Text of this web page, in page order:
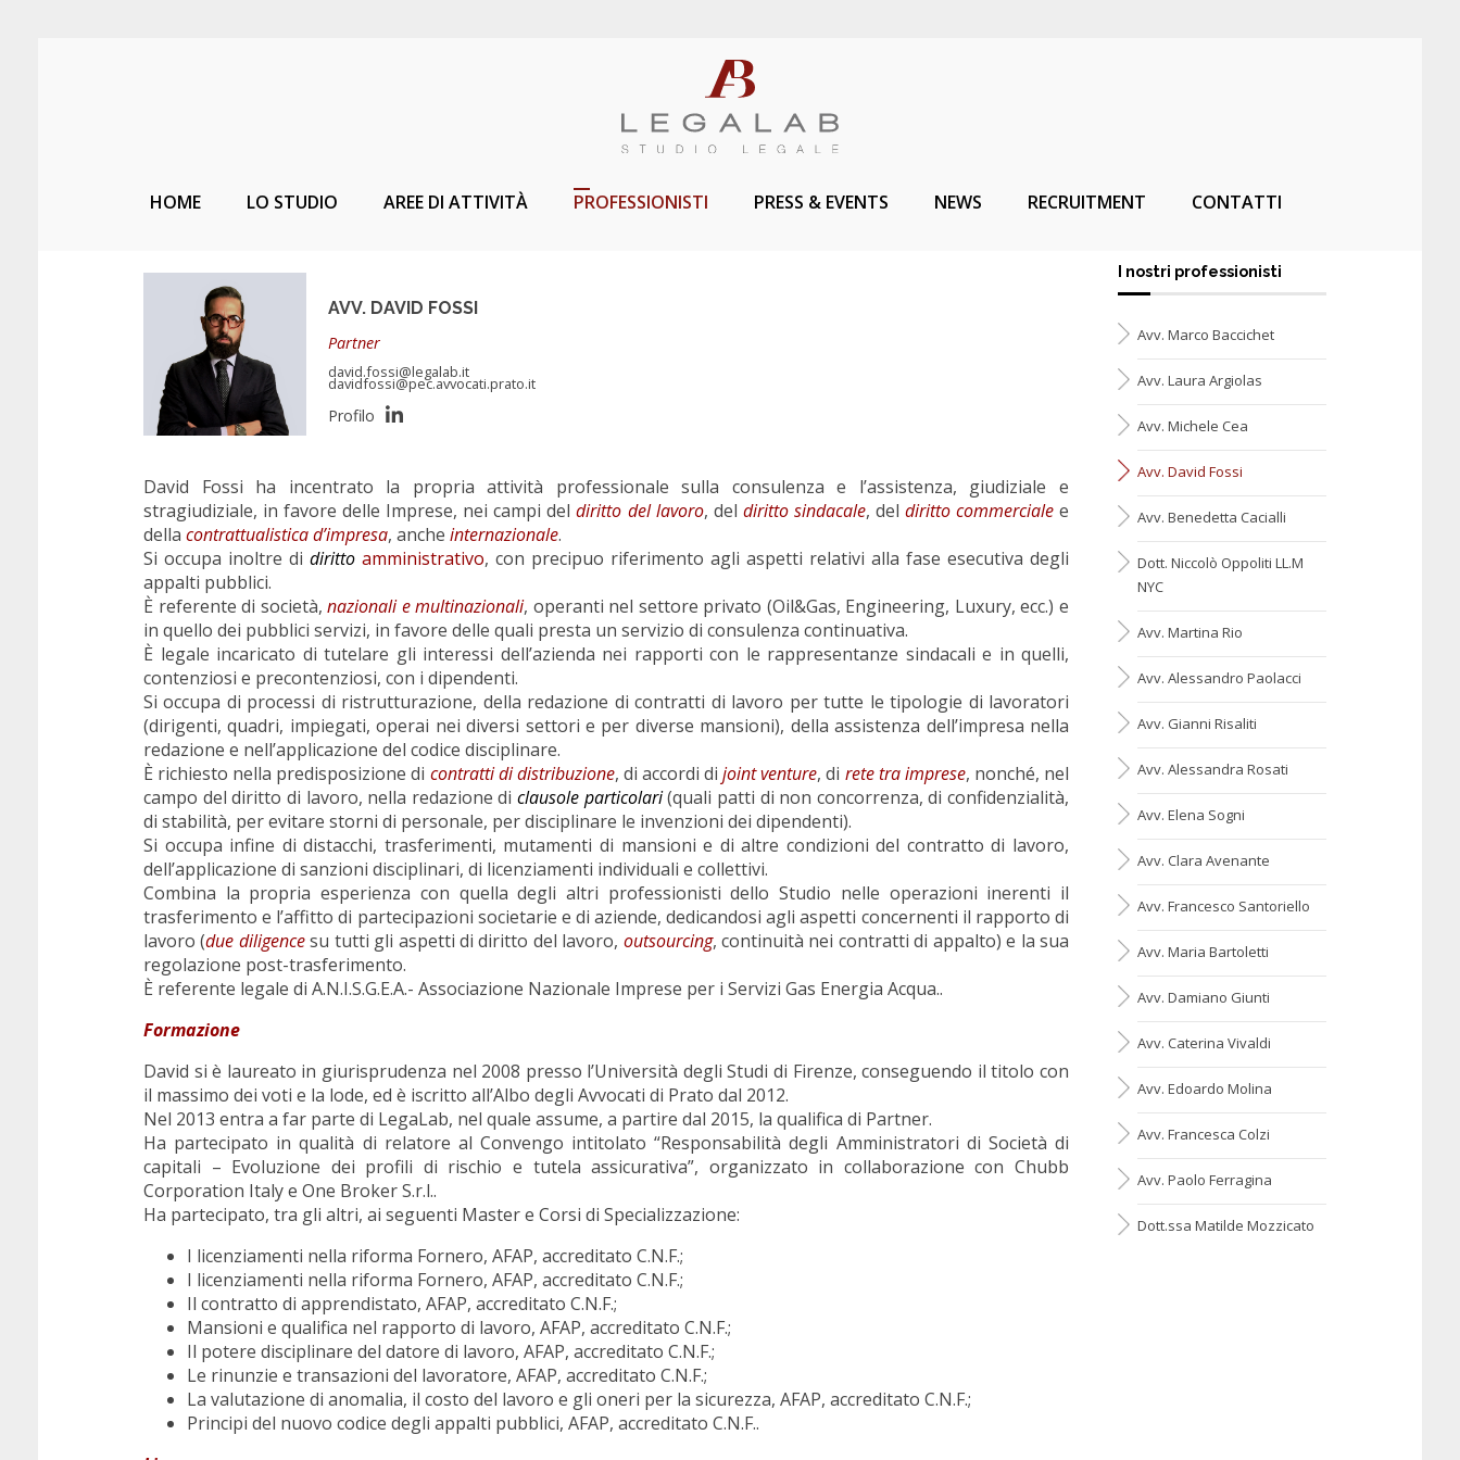
HOME LO STUDIO AREE DI ATTIVITÀ PROFESSIONISTI PRESS & EVENTS NEWS RECRUITMENT CONTATTI
AVV. DAVID FOSSI
Partner
david.fossi@legalab.it
davidfossi@pec.avvocati.prato.it
David Fossi ha incentrato la propria attività professionale sulla consulenza e l’assistenza, giudiziale e
stragiudiziale, in favore delle Imprese, nei campi deldiritto del lavoro, del diritto sindacale, del diritto commercialee
della contrattualistica d’impresa, anche internazionale.
Si occupa inoltre di diritto amministrativo, con precipuo riferimento agli aspetti relativi alla fase esecutiva degli
appalti pubblici.
È referente di società,nazionali e multinazionali, operanti nel settore privato (Oil&Gas, Engineering, Luxury, ecc.) e
in quello dei pubblici servizi, in favore delle quali presta un servizio di consulenza continuativa.
È legale incaricato di tutelare gli interessi dell’azienda nei rapporti con le rappresentanze sindacali e in quelli,
contenziosi e precontenziosi, con i dipendenti.
Si occupa di processi di ristrutturazione, della redazione di contratti di lavoro per tutte le tipologie di lavoratori
(dirigenti, quadri, impiegati, operai nei diversi settori e per diverse mansioni), della assistenza dell’impresa nella
redazione e nell’applicazione del codice disciplinare.
È richiesto nella predisposizione di contratti di distribuzione, di accordi dijoint venture, di rete tra imprese, nonché, nel
campo del diritto di lavoro, nella redazione di clausole particolari(quali patti di non concorrenza, di confidenzialità,
di stabilità, per evitare storni di personale, per disciplinare le invenzioni dei dipendenti).
Si occupa infine di distacchi, trasferimenti, mutamenti di mansioni e di altre condizioni del contratto di lavoro,
dell’applicazione di sanzioni disciplinari, di licenziamenti individuali e collettivi.
Combina la propria esperienza con quella degli altri professionisti dello Studio nelle operazioni inerenti il
trasferimento e l’affitto di partecipazioni societarie e di aziende, dedicandosi agli aspetti concernenti il rapporto di
lavoro (due diligencesu tutti gli aspetti di diritto del lavoro, outsourcing, continuità nei contratti di appalto) e la sua
regolazione post-trasferimento.
È referente legale di A.N.I.S.G.E.A.- Associazione Nazionale Imprese per i Servizi Gas Energia Acqua..
Formazione
David si è laureato in giurisprudenza nel 2008 presso l’Università degli Studi di Firenze, conseguendo il titolo con
il massimo dei voti e la lode, ed è iscritto all’Albo degli Avvocati di Prato dal 2012.
Nel 2013 entra a far parte di LegaLab, nel quale assume, a partire dal 2015, la qualifica di Partner.
Ha partecipato in qualità di relatore al Convengo intitolato “Responsabilità degli Amministratori di Società di
capitali – Evoluzione dei profili di rischio e tutela assicurativa”, organizzato in collaborazione con Chubb
Corporation Italy e One Broker S.r.l..
Ha partecipato, tra gli altri, ai seguenti Master e Corsi di Specializzazione:
I licenziamenti nella riforma Fornero, AFAP, accreditato C.N.F.;
I licenziamenti nella riforma Fornero, AFAP, accreditato C.N.F.;
Il contratto di apprendistato, AFAP, accreditato C.N.F.;
Mansioni e qualifica nel rapporto di lavoro, AFAP, accreditato C.N.F.;
Il potere disciplinare del datore di lavoro, AFAP, accreditato C.N.F.;
Le rinunzie e transazioni del lavoratore, AFAP, accreditato C.N.F.;
La valutazione di anomalia, il costo del lavoro e gli oneri per la sicurezza, AFAP, accreditato C.N.F.;
Principi del nuovo codice degli appalti pubblici, AFAP, accreditato C.N.F..
I nostri professionisti
Avv. Marco Baccichet
Avv. Laura Argiolas
Avv. Michele Cea
Avv. David Fossi
Avv. Benedetta Cacialli
Dott. Niccolò Oppoliti LL.M
NYC
Avv. Martina Rio
Avv. Alessandro Paolacci
Avv. Gianni Risaliti
Avv. Alessandra Rosati
Avv. Elena Sogni
Avv. Clara Avenante
Avv. Francesco Santoriello
Avv. Maria Bartoletti
Avv. Damiano Giunti
Avv. Caterina Vivaldi
Avv. Edoardo Molina
Avv. Francesca Colzi
Avv. Paolo Ferragina
Dott.ssa Matilde Mozzicato